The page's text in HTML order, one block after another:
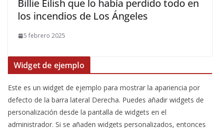
Billie Eilish que lo había perdido todo en
los incendios de Los Ángeles
5 febrero 2025
Widget de ejemplo
Este es un widget de ejemplo para mostrar la apariencia por
defecto de la barra lateral Derecha. Puedes añadir widgets de
personalización desde la pantalla de widgets en el
administrador. Si se añaden widgets personalizados, entonces